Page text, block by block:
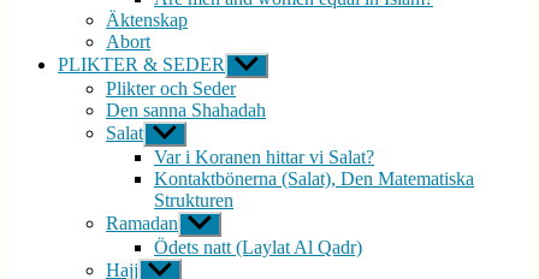
Äktenskap
Abort
PLIKTER & SEDER
Visa
undermeny
Plikter och Seder
Den sanna Shahadah
Salat Visa
undermeny
Var i Koranen hittar vi Salat?
Kontaktbönerna (Salat), Den Matematiska
Strukturen
Ramadan Visa
undermeny
Ödets natt (Laylat Al Qadr)
Hajj Visa